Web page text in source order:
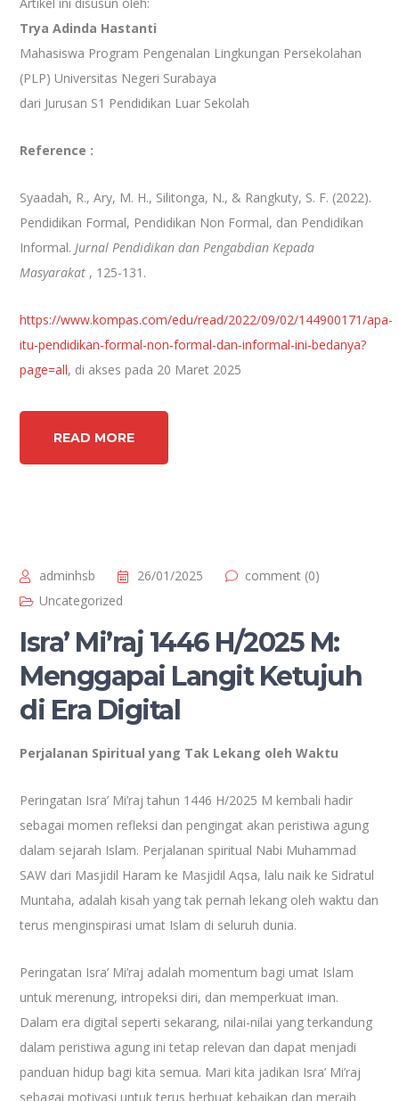
Artikel ini disusun oleh:
Trya Adinda Hastanti
Mahasiswa Program Pengenalan Lingkungan Persekolahan
(PLP) Universitas Negeri Surabaya
dari Jurusan S1 Pendidikan Luar Sekolah
Reference :
Syaadah, R., Ary, M. H., Silitonga, N., & Rangkuty, S. F. (2022).
Pendidikan Formal, Pendidikan Non Formal, dan Pendidikan
Informal.Jurnal Pendidikan dan Pengabdian Kepada
Masyarakat , 125-131.
https://www.kompas.com/edu/read/2022/09/02/144900171/apa-
itu-pendidikan-formal-non-formal-dan-informal-ini-bedanya?
page=all, di akses pada 20 Maret 2025
READ MORE
adminhsb 26/01/2025
comment (0)
Uncategorized
Isra’ Mi’raj 1446 H/2025 M:
Menggapai Langit Ketujuh
di Era Digital
Perjalanan Spiritual yang Tak Lekang oleh Waktu
Peringatan Isra’ Mi’raj tahun 1446 H/2025 M kembali hadir
sebagai momen refleksi dan pengingat akan peristiwa agung
dalam sejarah Islam. Perjalanan spiritual Nabi Muhammad
SAW dari Masjidil Haram ke Masjidil Aqsa, lalu naik ke Sidratul
Muntaha, adalah kisah yang tak pernah lekang oleh waktu dan
terus menginspirasi umat Islam di seluruh dunia.
Peringatan Isra’ Mi’raj adalah momentum bagi umat Islam
untuk merenung, intropeksi diri, dan memperkuat iman.
Dalam era digital seperti sekarang, nilai-nilai yang terkandung
dalam peristiwa agung ini tetap relevan dan dapat menjadi
panduan hidup bagi kita semua. Mari kita jadikan Isra’ Mi’raj
sebagai motivasi untuk terus berbuat kebaikan dan meraih